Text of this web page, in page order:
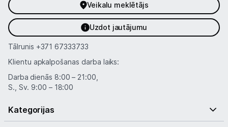
Veikalu meklētājs
Uzdot jautājumu
Tālrunis +371 67333733
Klientu apkalpošanas darba laiks:
Darba dienās 8:00 – 21:00,
S., Sv. 9:00 – 18:00
Kategorijas